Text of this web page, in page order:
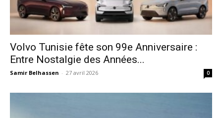
Volvo Tunisie fête son 99e Anniversaire :
Entre Nostalgie des Années...
Samir Belhassen - 27 avril 2026 0